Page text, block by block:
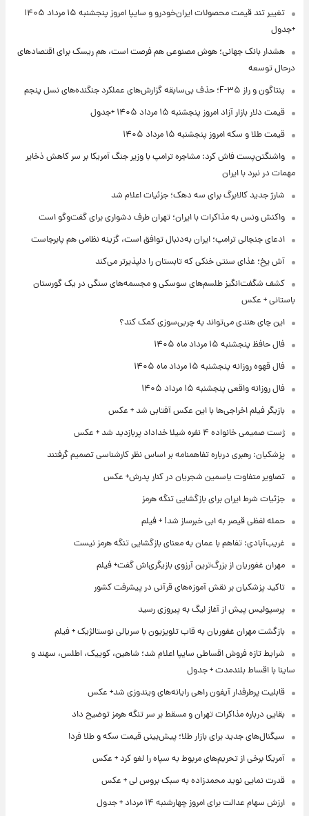
تغییر تند قیمت محصولات ایران‌خودرو و سایپا امروز پنجشنبه ۱۵ مرداد ۱۴۰۵
+جدول
هشدار بانک جهانی؛ هوش مصنوعی هم فرصت است، هم ریسک برای اقتصادهای
درحال توسعه
پنتاگون و راز F-۳۵؛ حذف بی‌سابقه گزارش‌های عملکرد جنگنده‌های نسل پنجم
قیمت دلار بازار آزاد امروز پنجشنبه ۱۵ مرداد ۱۴۰۵ +جدول
قیمت طلا و سکه امروز پنجشنبه ۱۵ مرداد ۱۴۰۵
واشنگتن‌پست فاش کرد: مشاجره ترامپ با وزیر جنگ آمریکا بر سر کاهش ذخایر
مهمات در نبرد با ایران
شارژ جدید کالابرگ برای سه دهک؛ جزئیات اعلام شد
واکنش ونس به مذاکرات با ایران؛ تهران طرف دشواری برای گفت‌وگو است
ادعای جنجالی ترامپ؛ ایران به‌دنبال توافق است، گزینه نظامی هم پابرجاست
آش یخ؛ غذای سنتی خنکی که تابستان را دلپذیرتر می‌کند
کشف شگفت‌انگیز طلسم‌های سوسکی و مجسمه‌های سنگی در یک گورستان
باستانی + عکس
این چای هندی می‌تواند به چربی‌سوزی کمک کند؟
فال حافظ پنجشنبه ۱۵ مرداد ماه ۱۴۰۵
فال قهوه روزانه پنجشنبه ۱۵ مرداد ماه ۱۴۰۵
فال روزانه واقعی پنجشنبه ۱۵ مرداد ۱۴۰۵
بازیگر فیلم اخراجی‌ها با این عکس آفتابی شد + عکس
ژست صمیمی خانواده ۴ نفره شیلا خداداد پربازدید شد + عکس
پزشکیان: رهبری درباره تفاهمنامه بر اساس نظر کارشناسی تصمیم گرفتند
تصاویر متفاوت یاسمین شجریان در کنار پدرش+ عکس
جزئیات شرط ایران برای بازگشایی تنگه هرمز
حمله لفظی قیصر به ابی خبرساز شد! + فیلم
غریب‌آبادی: تفاهم با عمان به معنای بازگشایی تنگه هرمز نیست
مهران غفوریان از بزرگ‌ترین آرزوی بازیگری‌اش گفت+ فیلم
تاکید پزشکیان بر نقش آموزه‌های قرآنی در پیشرفت کشور
پرسپولیس پیش از آغاز لیگ به پیروزی رسید
بازگشت مهران غفوریان به قاب تلویزیون با سریالی نوستالژیک + فیلم
شرایط تازه فروش اقساطی سایپا اعلام شد؛ شاهین، کوییک، اطلس، سهند و
ساینا با اقساط بلندمدت + جدول
قابلیت پرطرفدار آیفون راهی رایانه‌های ویندوزی شد+ عکس
بقایی درباره مذاکرات تهران و مسقط بر سر تنگه هرمز توضیح داد
سیگنال‌های جدید برای بازار طلا؛ پیش‌بینی قیمت سکه و طلا فردا
آمریکا برخی از تحریم‌های مربوط به سپاه را لغو کرد + عکس
قدرت نمایی نوید محمدزاده به سبک بروس لی + عکس
ارزش سهام عدالت برای امروز چهارشنبه ۱۴ مرداد + جدول